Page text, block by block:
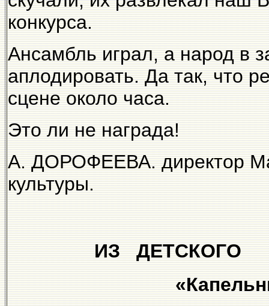
конкурса.
Ансамбль играл, а народ в
аплодировать. Да так, что
сцене около часа.
Это ли не награда!
А. ДОРОФЕЕВА. директор
культуры.
ИЗ ДЕТСКОГО